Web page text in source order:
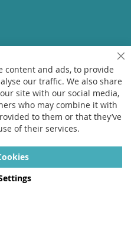
content and ads, to provide
our traffic. We also share
site with our social media,
who may combine it with
to them or that they’ve
of their services.